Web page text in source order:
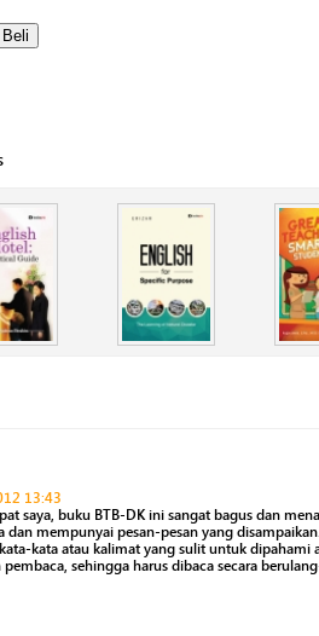
13:43
saya, buku BTB-DK ini sangat bagus dan
dan mempunyai pesan-pesan yang
kata atau kalimat yang sulit untuk dipahami
sehingga harus dibaca secara